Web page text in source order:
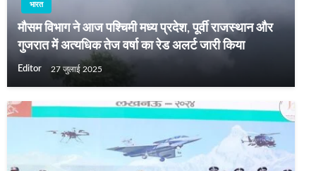
भारत
मौसम विभाग ने आज पश्चिमी मध्य प्रदेश, पूर्वी राजस्थान और
गुजरात में अत्यधिक तेज वर्षा का रेड अलर्ट जारी किया
Editor 27 जुलाई 2025